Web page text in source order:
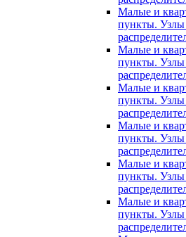
Малые и
пункты.
Малые и
пункты.
Малые и
пункты.
Малые и
пункты.
Малые и
пункты.
Малые и
пункты.